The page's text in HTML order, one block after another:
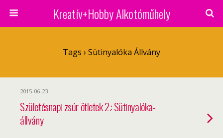
Kreatív+Hobby Alkotóműhely
Tags › Sütinyalóka Állvány
2015-06-23
Születésnapi zsúr ötletek 2.: Sütinyalóka-
állvány